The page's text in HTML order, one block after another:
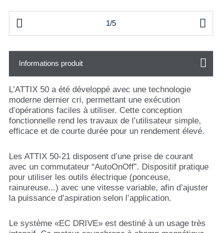
 1/5 
Informations produit
L’ATTIX 50 a été développé avec une technologie
moderne dernier cri, permettant une exécution
d’opérations faciles à utiliser. Cette conception
fonctionnelle rend les travaux de l’utilisateur simple,
efficace et de courte durée pour un rendement élevé.
Les ATTIX 50-21 disposent d’une prise de courant
avec un commutateur “AutoOnOff”. Dispositif pratique
pour utiliser les outils électrique (ponceuse,
rainureuse...) avec une vitesse variable, afin d’ajuster
la puissance d’aspiration selon l’application.
Le système «EC DRIVE» est destiné à un usage très